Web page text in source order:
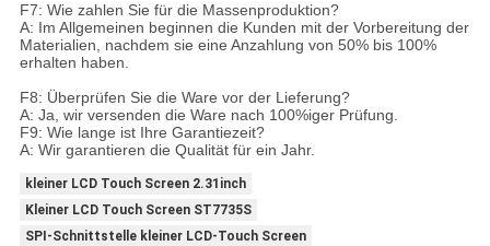
F7: Wie zahlen Sie für die Massenproduktion?
A: Im Allgemeinen beginnen die Kunden mit der Vorbereitung der
Materialien, nachdem sie eine Anzahlung von 50% bis 100%
erhalten haben.
F8: Überprüfen Sie die Ware vor der Lieferung?
A: Ja, wir versenden die Ware nach 100%iger Prüfung.
F9: Wie lange ist Ihre Garantiezeit?
A: Wir garantieren die Qualität für ein Jahr.
kleiner LCD Touch Screen 2.31inch
Kleiner LCD Touch Screen ST7735S
SPI-Schnittstelle kleiner LCD-Touch Screen